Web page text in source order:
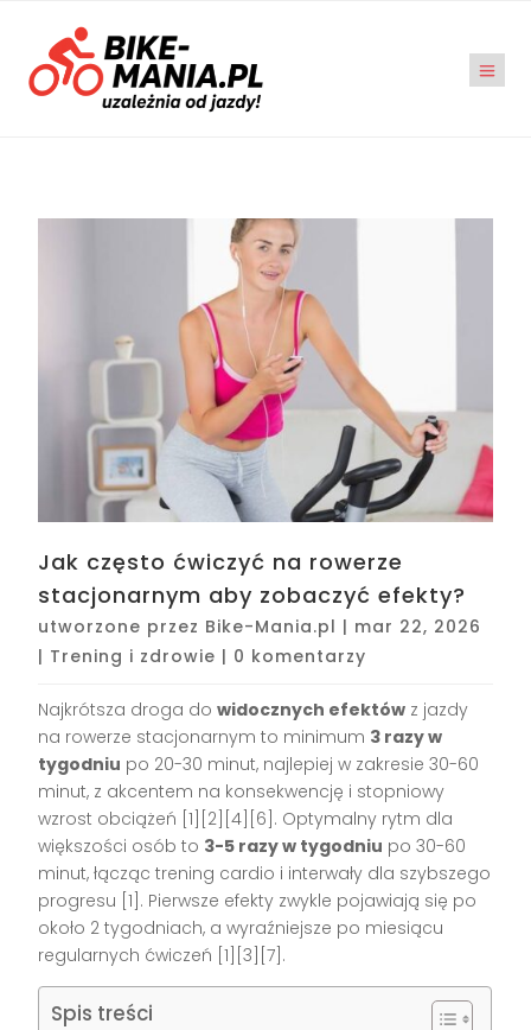
Jak często ćwiczyć na rowerze
stacjonarnym aby zobaczyć efekty?
utworzone przez Bike-Mania.pl | mar 22, 2026
| Trening i zdrowie | 0 komentarzy
Najkrótsza droga dowidocznych efektów z jazdy
na rowerze stacjonarnym to minimum 3 razy w
tygodniu po 20-30 minut, najlepiej w zakresie 30-60
minut, z akcentem na konsekwencję i stopniowy
wzrost obciążeń [1][2][4][6]. Optymalny rytm dla
większości osób to 3-5 razy w tygodniu po 30-60
minut, łącząc trening cardio i interwały dla szybszego
progresu [1]. Pierwsze efekty zwykle pojawiają się po
około 2 tygodniach, a wyraźniejsze po miesiącu
regularnych ćwiczeń [1][3][7].
Spis treści